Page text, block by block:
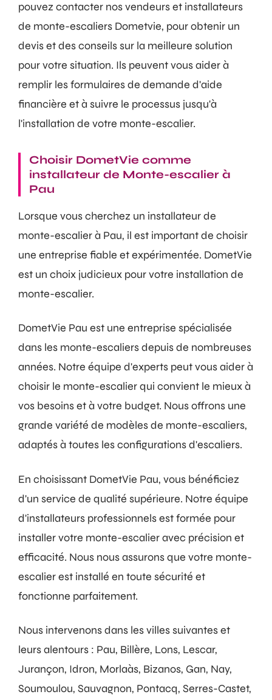
pouvez contacter nos vendeurs et installateurs
de monte-escaliers Dometvie, pour obtenir un
devis et des conseils sur la meilleure solution
pour votre situation. Ils peuvent vous aider à
remplir les formulaires de demande d'aide
financière et à suivre le processus jusqu'à
l'installation de votre monte-escalier.
Choisir DometVie comme
installateur de Monte-escalier à
Pau
Lorsque vous cherchez un installateur de
monte-escalier à Pau, il est important de choisir
une entreprise fiable et expérimentée. DometVie
est un choix judicieux pour votre installation de
monte-escalier.
DometVie Pau est une entreprise spécialisée
dans les monte-escaliers depuis de nombreuses
années. Notre équipe d'experts peut vous aider à
choisir le monte-escalier qui convient le mieux à
vos besoins et à votre budget. Nous offrons une
grande variété de modèles de monte-escaliers,
adaptés à toutes les configurations d'escaliers.
En choisissant DometVie Pau, vous bénéficiez
d'un service de qualité supérieure. Notre équipe
d'installateurs professionnels est formée pour
installer votre monte-escalier avec précision et
efficacité. Nous nous assurons que votre monte-
escalier est installé en toute sécurité et
fonctionne parfaitement.
Nous intervenons dans les villes suivantes et
leurs alentours : Pau, Billère, Lons, Lescar,
Jurançon, Idron, Morlaàs, Bizanos, Gan, Nay,
Soumoulou, Sauvagnon, Pontacq, Serres-Castet,